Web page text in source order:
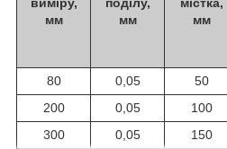
мм
мм
мм
80
0,05 50
200
0,05 100
300
0,05 150